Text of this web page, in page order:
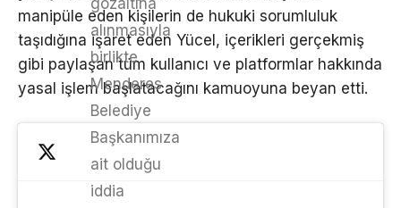
manipüle eden kişilerin de hukuki sorumluluk
taşıdığına işaret eden Yücel, içerikleri gerçekmiş
gibi paylaşan tüm kullanıcı ve platformlar hakkında
yasal işlem başlatacağını kamuoyuna beyan etti.
gözaltına
alınmasıyla
birlikte
Menderes
Belediye
Başkanımıza
ait olduğu
iddia